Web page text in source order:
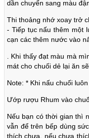
dần chuyển sang màu
Thi thoảng nhớ xoay trở
- Tiếp tục nấu thêm một
cạn các thêm nước vào
. Khi thấy đạt màu mà
mát cho chuối dẻ lại ăn
Note: * Khi nấu chuối
Ướp rượu Rhum vào
Nếu bạn có thời gian thì
vẫn để trên bếp dùng
thích chưa, nếu chưa